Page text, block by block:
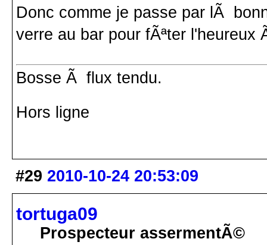
Donc comme je passe par lÃ
verre au bar pour fÃªter l'heureux
Bosse Ã flux tendu.
Hors ligne
#29 2010-10-24 20:53:09
tortuga09
Prospecteur assermentÃ©